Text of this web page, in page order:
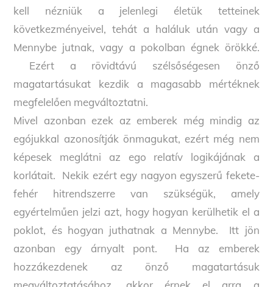
kell nézniük a jelenlegi életük tetteinek
következményeivel, tehát a haláluk után vagy a
Mennybe jutnak, vagy a pokolban égnek örökké.
Ezért a rövidtávú szélsőségesen önző
magatartásukat kezdik a magasabb mértéknek
megfelelően megváltoztatni.
Mivel azonban ezek az emberek még mindig az
egójukkal azonosítják önmagukat, ezért még nem
képesek meglátni az ego relatív logikájának a
korlátait. Nekik ezért egy nagyon egyszerű fekete-
fehér hitrendszerre van szükségük, amely
egyértelműen jelzi azt, hogy hogyan kerülhetik el a
poklot, és hogyan juthatnak a Mennybe. Itt jön
azonban egy árnyalt pont. Ha az emberek
hozzákezdenek az önző magatartásuk